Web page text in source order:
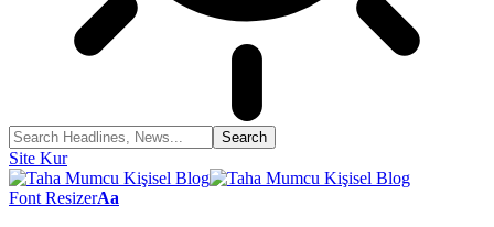
Site Kur
Font ResizerAa